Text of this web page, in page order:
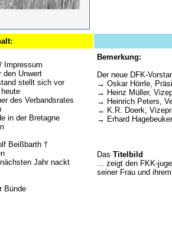
Impressum
den Unwert
stellt sich vor
des Verbandsrates
in der Bretagne
Beißbarth †
Jahr nackt
Bünde
Bemerkung:
Der neue DFK-
→ Oskar Hörrle,
→ Heinz Müller,
→ Heinrich Peters,
→ K.R. Doerk,
→ Erhard
Das Titelbild
... zeigt den FKK-
seiner Frau und